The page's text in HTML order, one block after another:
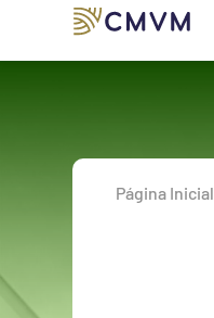
Página Inicial